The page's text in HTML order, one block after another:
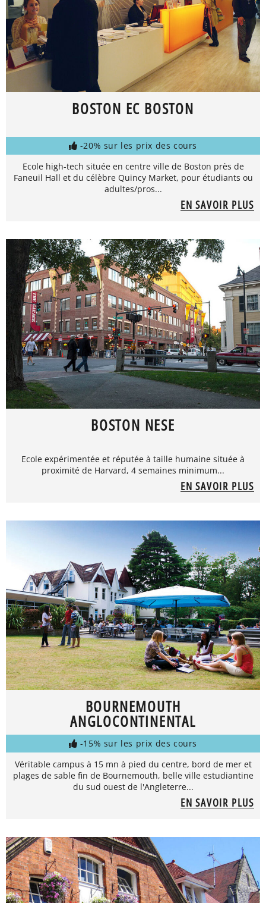
BOSTON EC BOSTON
-20% sur les prix des cours
Ecole high-tech située en centre ville de Boston près de
Faneuil Hall et du célèbre Quincy Market, pour étudiants ou
adultes/pros...
EN SAVOIR PLUS
BOSTON NESE
Ecole expérimentée et réputée à taille humaine située à
proximité de Harvard, 4 semaines minimum...
EN SAVOIR PLUS
BOURNEMOUTH
ANGLOCONTINENTAL
-15% sur les prix des cours
Véritable campus à 15 mn à pied du centre, bord de mer et
plages de sable fin de Bournemouth, belle ville estudiantine
du sud ouest de l'Angleterre...
EN SAVOIR PLUS